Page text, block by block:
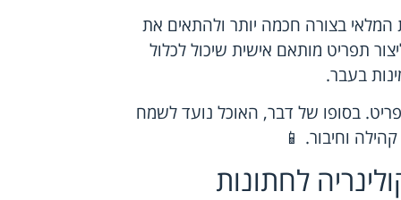
המלאי בצורה חכמה יותר ולהתאים את
תפריט מותאם אישית שיכול לכלול
בעבר.
בסופו של דבר, האוכל נועד לשמח
וחיבור. 📱
לחתונות